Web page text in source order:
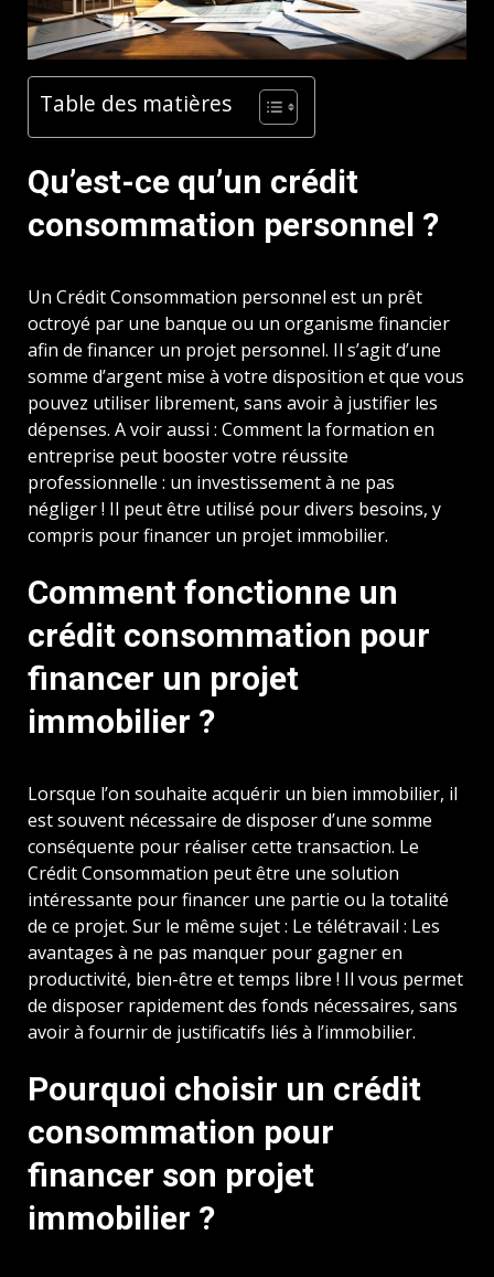
Table des matières
Qu’est-ce qu’un crédit
consommation personnel ?
Un Crédit Consommation personnel est un prêt
octroyé par une banque ou un organisme financier
afin de financer un projet personnel. Il s’agit d’une
somme d’argent mise à votre disposition et que vous
pouvez utiliser librement, sans avoir à justifier les
dépenses. A voir aussi : Comment la formation en
entreprise peut booster votre réussite
professionnelle : un investissement à ne pas
négliger ! Il peut être utilisé pour divers besoins, y
compris pour financer un projet immobilier.
Comment fonctionne un
crédit consommation pour
financer un projet
immobilier ?
Lorsque l’on souhaite acquérir un bien immobilier, il
est souvent nécessaire de disposer d’une somme
conséquente pour réaliser cette transaction. Le
Crédit Consommation peut être une solution
intéressante pour financer une partie ou la totalité
de ce projet. Sur le même sujet : Le télétravail : Les
avantages à ne pas manquer pour gagner en
productivité, bien-être et temps libre ! Il vous permet
de disposer rapidement des fonds nécessaires, sans
avoir à fournir de justificatifs liés à l’immobilier.
Pourquoi choisir un crédit
consommation pour
financer son projet
immobilier ?